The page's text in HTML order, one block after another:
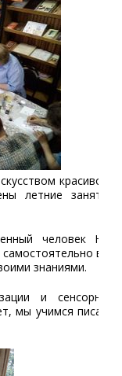
красивого
летние занятия
человек Н.Л.
всё
знаниями.
и сенсорных
мы учимся писать